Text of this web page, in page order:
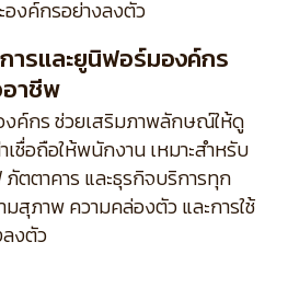
องค์กรอย่างลงตัว
ารและยูนิฟอร์มองค์กร
าชีพ
งค์กร ช่วยเสริมภาพลักษณ์ให้ดู
ชื่อถือให้พนักงาน เหมาะสำหรับ
ภัตตาคาร และธุรกิจบริการทุก
สุภาพ ความคล่องตัว และการใช้
ลงตัว